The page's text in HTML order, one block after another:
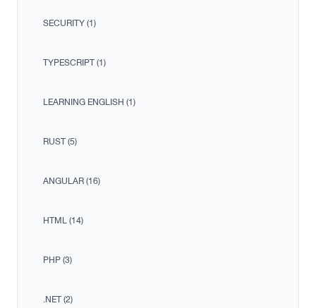
SECURITY (1)
TYPESCRIPT (1)
LEARNING ENGLISH (1)
RUST (5)
ANGULAR (16)
HTML (14)
PHP (3)
.NET (2)